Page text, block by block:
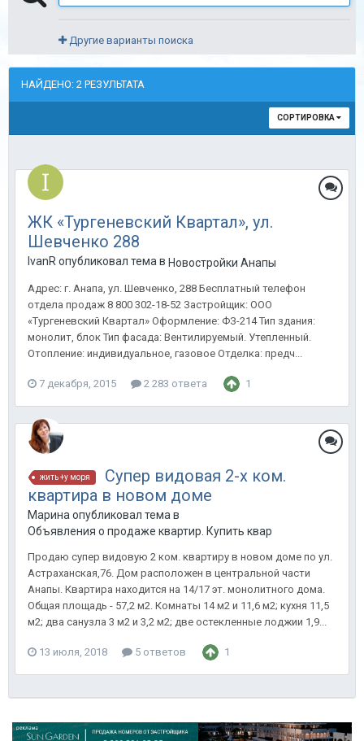
Другие варианты поиска
НАЙДЕНО: 2 РЕЗУЛЬТАТА
СОРТИРОВКА
ЖК «Тургеневский Квартал», ул.
Шевченко 288
IvanR опубликовал тема в Новостройки Анапы
Адрес: г. Анапа, ул. Шевченко, 288 Бесплатный телефон
отдела продаж 8 800 302-18-52 Застройщик: ООО
«Тургеневский Квартал» Оформление: ФЗ-214 Тип здания:
монолит, блок Тип фасада: Вентилируемый. Утепленный.
Отопление: индивидуальное, газовое Отделка: предч...
7 декабря, 2015 2 283 ответа 1
жить +у моря
Супер видовая 2-х ком.
квартира в новом доме
Марина опубликовал тема в
Объявления о продаже квартир. Купить квартиру в Анапе.
Продаю супер видовую 2 ком. квартиру в новом доме по ул.
Астраханская,76. Дом расположен в центральной части
Анапы. Квартира находится на 14/17 эт. монолитного дома.
Общая площадь - 57,2 м2. Комнаты 14 м2 и 11,6 м2; кухня 11,5
м2; два санузла 3 м2 и 3,2 м2; две остекленные лоджии 1,9...
13 июля, 2018 5 ответов 1